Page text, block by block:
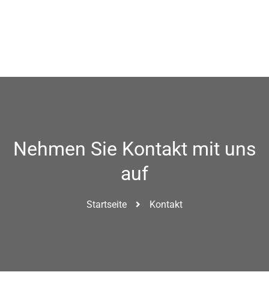
Nehmen Sie Kontakt mit uns
auf
Startseite Kontakt